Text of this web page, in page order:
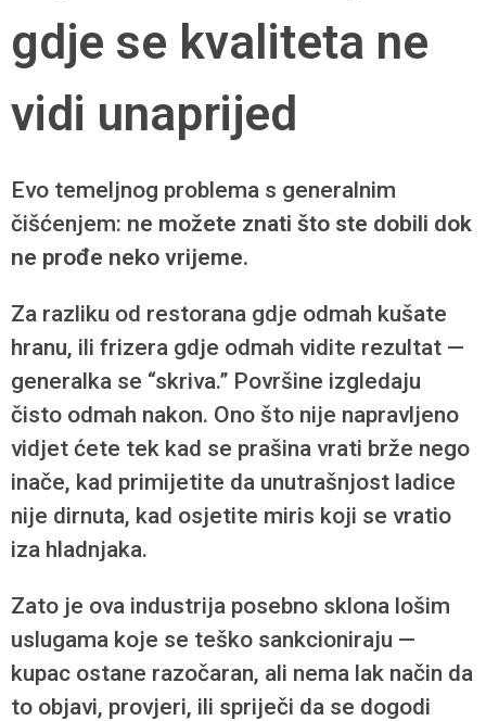
gdje se kvaliteta ne
vidi unaprijed
Evo temeljnog problema s generalnim
čišćenjem: ne možete znati što ste dobili dok
ne prođe neko vrijeme.
Za razliku od restorana gdje odmah kušate
hranu, ili frizera gdje odmah vidite rezultat —
generalka se “skriva.” Površine izgledaju
čisto odmah nakon. Ono što nije napravljeno
vidjet ćete tek kad se prašina vrati brže nego
inače, kad primijetite da unutrašnjost ladice
nije dirnuta, kad osjetite miris koji se vratio
iza hladnjaka.
Zato je ova industrija posebno sklona lošim
uslugama koje se teško sankcioniraju —
kupac ostane razočaran, ali nema lak način da
to objavi, provjeri, ili spriječi da se dogodi